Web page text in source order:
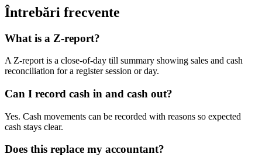
Întrebări frecvente
What is a Z-report?
A Z-report is a close-of-day till summary showing sales and cash
reconciliation for a register session or day.
Can I record cash in and cash out?
Yes. Cash movements can be recorded with reasons so expected
cash stays clear.
Does this replace my accountant?